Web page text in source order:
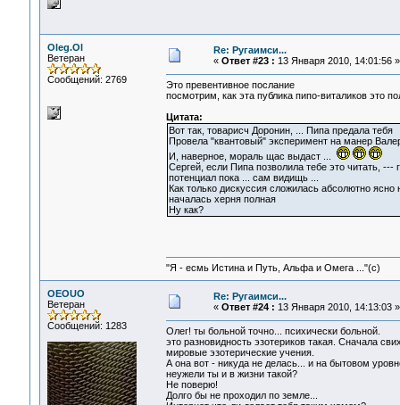
Oleg.Ol
Ветеран
Сообщений: 2769
Re: Ругаимси...
« Ответ #23 : 13 Января 2010, 14:01:56 »
Это превентивное послание
посмотрим, как эта публика пипо-виталиков это
Цитата:
Вот так, товарисч Доронин, ... Пипа предала тебя
Провела "квантовый" эксперимент на манер
И, наверное, мораль щас выдаст ...
Сергей, если Пипа позволила тебе это читать,
потенциал пока ... сам видищь ...
Как только дискуссия сложилась абсолютно
началась херня полная
Ну как?
"Я - есмь Истина и Путь, Альфа и Омега ..."(с)
OEOUO
Ветеран
Сообщений: 1283
Re: Ругаимси...
« Ответ #24 : 13 Января 2010, 14:13:03 »
Олег! ты больной точно... психически больной.
это разновидность эзотериков такая. Сначала
мировые эзотерические учения.
А она вот - никуда не делась... и на бытовом
неужели ты и в жизни такой?
Не поверю!
Долго бы не проходил по земле...